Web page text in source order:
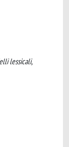
lessicali,